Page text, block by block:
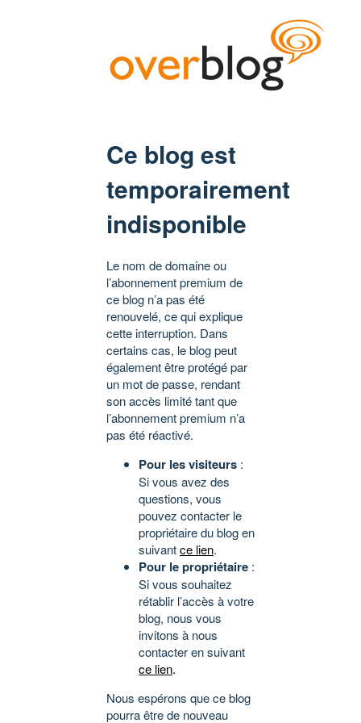
Ce blog est
temporairement
indisponible
Le nom de domaine ou
l’abonnement premium de
ce blog n’a pas été
renouvelé, ce qui explique
cette interruption. Dans
certains cas, le blog peut
également être protégé par
un mot de passe, rendant
son accès limité tant que
l’abonnement premium n’a
pas été réactivé.
Pour les visiteurs :
Si vous avez des
questions, vous
pouvez contacter le
propriétaire du blog en
suivantce lien.
Pour le propriétaire :
Si vous souhaitez
rétablir l’accès à votre
blog, nous vous
invitons à nous
contacter en suivant
ce lien.
Nous espérons que ce blog
pourra être de nouveau